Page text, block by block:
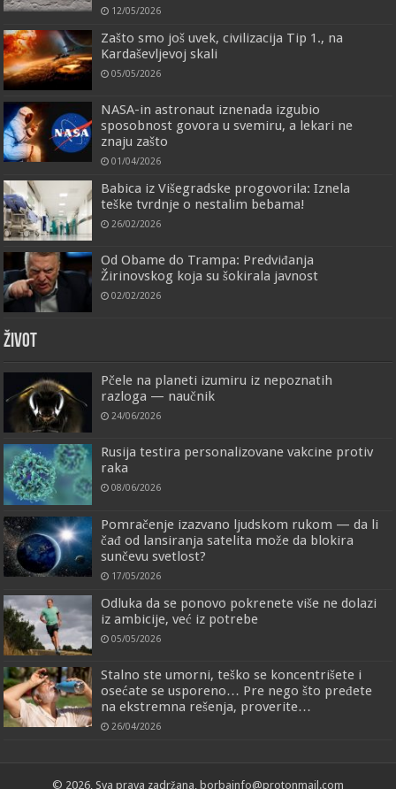
12/05/2026
Zašto smo još uvek, civilizacija Tip 1., na
Kardaševljevoj skali
05/05/2026
NASA-in astronaut iznenada izgubio
sposobnost govora u svemiru, a lekari ne
znaju zašto
01/04/2026
Babica iz Višegradske progovorila: Iznela
teške tvrdnje o nestalim bebama!
26/02/2026
Od Obame do Trampa: Predviđanja
Žirinovskog koja su šokirala javnost
02/02/2026
ŽIVOT
Pčele na planeti izumiru iz nepoznatih
razloga — naučnik
24/06/2026
Rusija testira personalizovane vakcine protiv
raka
08/06/2026
Pomračenje izazvano ljudskom rukom — da li
čađ od lansiranja satelita može da blokira
sunčevu svetlost?
17/05/2026
Odluka da se ponovo pokrenete više ne dolazi
iz ambicije, već iz potrebe
05/05/2026
Stalno ste umorni, teško se koncentrišete i
osećate se usporeno… Pre nego što pređete
na ekstremna rešenja, proverite…
26/04/2026
© 2026, Sva prava zadržana, borbainfo@protonmail.com